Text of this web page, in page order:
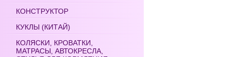
КОНСТРУКТОР
КУКЛЫ (КИТАЙ)
КОЛЯСКИ, КРОВАТКИ,
МАТРАСЫ, АВТОКРЕСЛА,